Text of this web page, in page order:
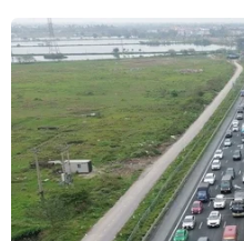
Tổng thống Chile
hành cải tổ Nội các